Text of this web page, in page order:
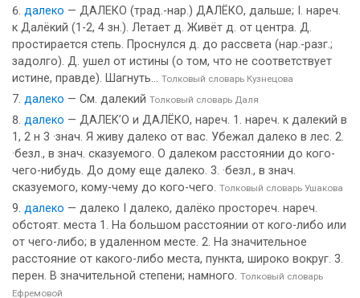
далеко — ДАЛЕКО (трад.-нар.) ДАЛЁКО, дальше; I. нареч.
к Далёкий (1-2, 4 зн.). Летает д. Живёт д. от центра. Д.
простирается степь. Проснулся д. до рассвета (нар.-разг.;
задолго). Д. ушел от истины (о том, что не соответствует
истине, правде). Шагнуть... Толковый словарь Кузнецова
далеко — См. далекий Толковый словарь Даля
далеко — ДАЛЕК’О и ДАЛЁКО, нареч. 1. нареч. к далекий в
1, 2 н 3 ·знач. Я живу далеко от вас. Убежал далеко в лес. 2.
·безл., в знач. сказуемого. О далеком расстоянии до кого-
чего-нибудь. До дому еще далеко. 3. ·безл., в знач.
сказуемого, кому-чему до кого-чего. Толковый словарь Ушакова
далеко — далеко I далеко, далёко простореч. нареч.
обстоят. места 1. На большом расстоянии от кого-либо или
от чего-либо; в удаленном месте. 2. На значительное
расстояние от какого-либо места, пункта, широко вокруг. 3.
перен. В значительной степени; намного. Толковый словарь
Ефремовой